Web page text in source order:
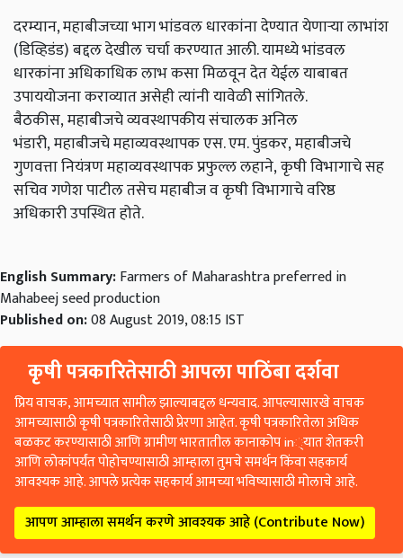
दरम्यान, महाबीजच्या भाग भांडवल धारकांना देण्यात येणाऱ्या लाभांश
(डिव्हिडंड) बद्दल देखील चर्चा करण्यात आली. यामध्ये भांडवल
धारकांना अधिकाधिक लाभ कसा मिळवून देत येईल याबाबत
उपाययोजना कराव्यात असेही त्यांनी यावेळी सांगितले.
बैठकीस,महाबीजचे व्यवस्थापकीय संचालक अनिल
भंडारी,महाबीजचे महाव्यवस्थापक एस. एम. पुंडकर,महाबीजचे
गुणवत्ता नियंत्रण महाव्यवस्थापक प्रफुल्ल लहाने,कृषी विभागाचे सह
सचिव गणेश पाटील तसेच महाबीज व कृषी विभागाचे वरिष्ठ
अधिकारी उपस्थित होते.
English Summary:Farmers of Maharashtra preferred in
Mahabeej seed production
Published on:08 August 2019, 08:15 IST
कृषी पत्रकारितेसाठी आपला पाठिंबा दर्शवा
प्रिय वाचक, आमच्यात सामील झाल्याबद्दल धन्यवाद. आपल्यासारखे वाचक
आमच्यासाठी कृषी पत्रकारितेसाठी प्रेरणा आहेत. कृषी पत्रकारितेला अधिक
बळकट करण्यासाठी आणि ग्रामीण भारतातील कानाकोप in्यात शेतकरी
आणि लोकांपर्यंत पोहोचण्यासाठी आम्हाला तुमचे समर्थन किंवा सहकार्य
आवश्यक आहे. आपले प्रत्येक सहकार्य आमच्या भविष्यासाठी मोलाचे आहे.
आपण आम्हाला समर्थन करणे आवश्यक आहे (Contribute Now)